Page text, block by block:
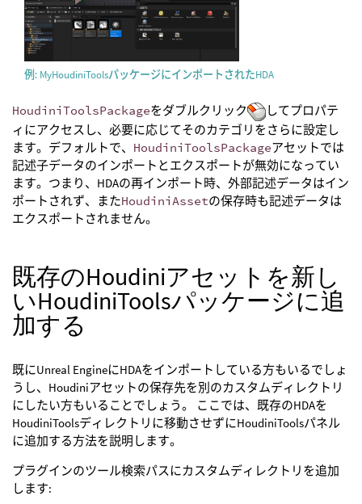
例: MyHoudiniToolsパッケージにインポートされたHDA
HoudiniToolsPackageをダブルクリック
してプロパテ
ィにアクセスし、必要に応じてそのカテゴリをさらに設定し
ます。デフォルトで、 HoudiniToolsPackageアセットでは
記述子データのインポートとエクスポートが無効になってい
ます。つまり、HDAの再インポート時、外部記述データはイン
ポートされず、またHoudiniAssetの保存時も記述データは
エクスポートされません。
既存のHoudiniアセットを新し
いHoudiniToolsパッケージに追
加する
既にUnreal EngineにHDAをインポートしている方もいるでしょ
うし、Houdiniアセットの保存先を別のカスタムディレクトリ
にしたい方もいることでしょう。 ここでは、既存のHDAを
HoudiniToolsディレクトリに移動させずにHoudiniToolsパネル
に追加する方法を説明します。
プラグインのツール検索パスにカスタムディレクトリを追加
します: